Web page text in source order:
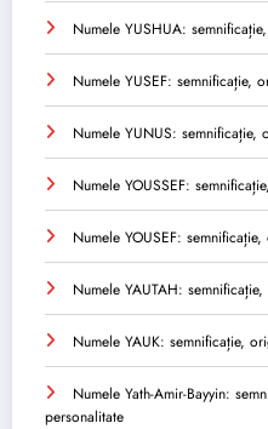
Numele YUSHUA:
Numele YUSEF: semnificație,
Numele YUNUS: semnificație,
Numele YOUSSEF:
Numele YOUSEF:
Numele YAUTAH:
Numele YAUK: semnificație,
Numele Yath-Amir-Bayyin:
personalitate